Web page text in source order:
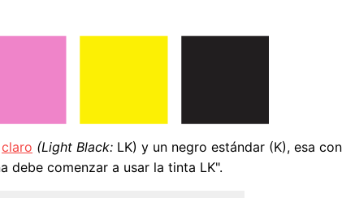
claro (Light Black: LK) y un negro estándar (K), esa
debe comenzar a usar la tinta LK".